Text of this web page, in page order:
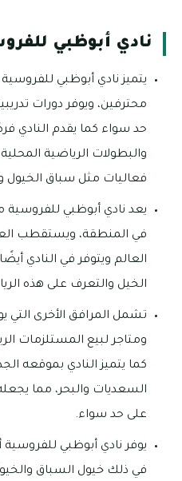
نادي أبوظبي
يتميز نادي أبوظبي
محترفين، ويوفر دورات
حد سواء كما يقدم النادي
والبطولات الرياضية
فعاليات مثل سباق الخيول
يعد نادي أبوظبي للفروسية
في المنطقة، ويستقطب
العالم ويتوفر في النادي
الخيل والتعرف على هذه
تشمل المرافق الأخرى التي
ومتاجر لبيع المستلزمات
كما يتميز النادي بموقعه
السعديات والبحر، مما
على حد سواء.
يوفر نادي أبوظبي للفروسية
في ذلك خيول السباق